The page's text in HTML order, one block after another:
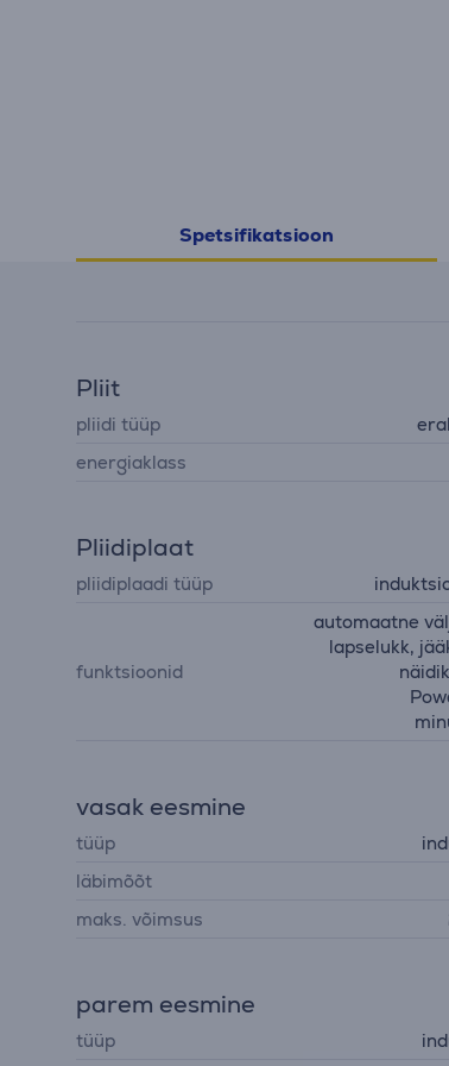
Spetsifikatsioon
Pliit
pliidi tüüp
energiaklass
Pliidiplaat
pliidiplaadi tüüp
funktsioonid
automaatne
lapselukk,
vasak eesmine
tüüp
läbimõõt
maks. võimsus
parem eesmine
tüüp